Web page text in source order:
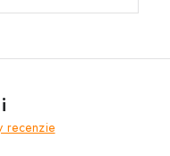
recenzie